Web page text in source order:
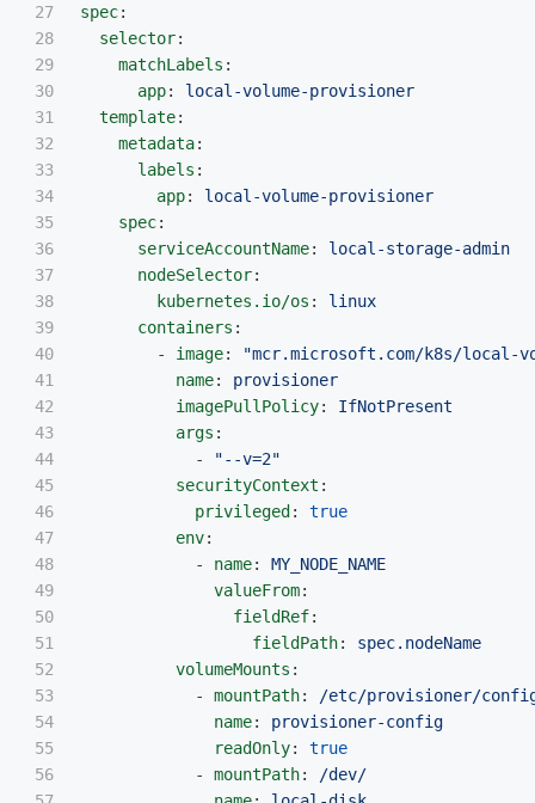
27
28
29
30
31
32
33
34
35
36
37
38
39
40
41
42
43
44
45
46
47
48
49
50
51
52
53
54
55
56
spec:
selector:
matchLabels :
app:
local-volume-provisioner
template:
metadata:
labels :
app:
local-volume-provisioner
spec:
serviceAccountName:
local-storage-admin
nodeSelector:
kubernetes.io/os :
linux
containers :
-
image: "mcr.microsoft.com/k8s/local-
name:
provisioner
imagePullPolicy:
IfNotPresent
args :
-
"--v=2"
securityContext :
privileged :
true
env:
-
name:
MY_NODE_NAME
valueFrom:
fieldRef:
fieldPath:
spec.nodeName
volumeMounts :
-
mountPath:
/etc/provisioner/
name:
provisioner-config
readOnly:
true
-
mountPath:
/dev/